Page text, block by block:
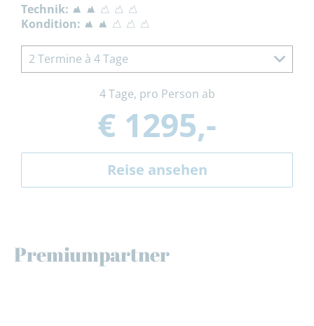
Technik:
Kondition:
2 Termine à 4 Tage
4 Tage, pro Person ab
€ 1295,-
Reise ansehen
Premiumpartner